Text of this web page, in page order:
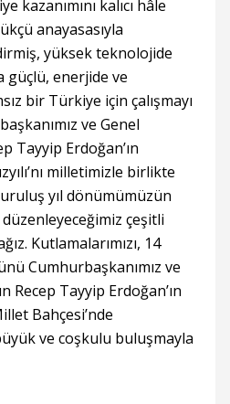
kazanımını kalıcı hâle
anayasasıyla
yüksek teknolojide
güçlü, enerjide ve
bir Türkiye için çalışmayı
ve Genel
Tayyip Erdoğan’ın
milletimizle birlikte
yıl dönümümüzün
çeşitli
Kutlamalarımızı, 14
Cumhurbaşkanımız ve
Recep Tayyip Erdoğan’ın
Bahçesi’nde
ve coşkulu buluşmayla